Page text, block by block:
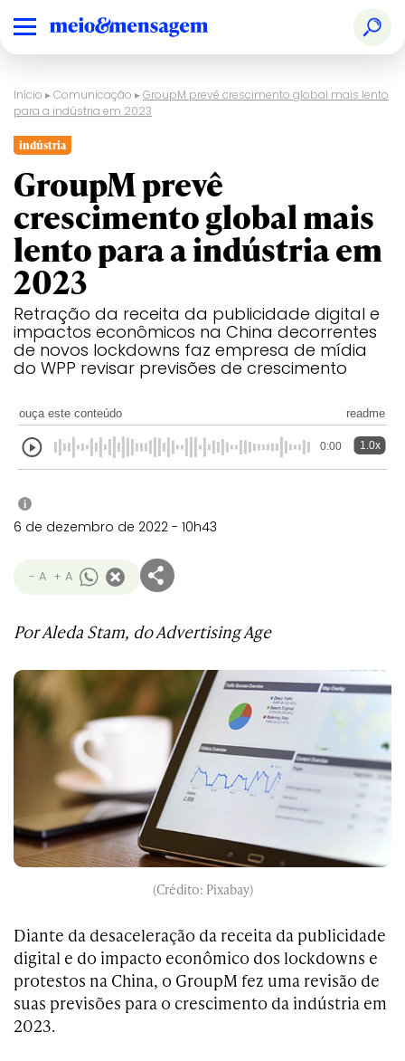
Início ▸Comunicação ▸GroupM prevê crescimento global mais lento
para a indústria em 2023
indústria
GroupM prevê
crescimento global mais
lento para a indústria em
2023
Retração da receita da publicidade digital e
impactos econômicos na China decorrentes
de novos lockdowns faz empresa de mídia
do WPP revisar previsões de crescimento
ouça este conteúdo readme
0:00 1.0x
i
6 de dezembro de 2022 - 10h43
- A + A
Por Aleda Stam, do Advertising Age
(Crédito: Pixabay)
Diante da desaceleração da receita da publicidade
digital e do impacto econômico dos lockdowns e
protestos na China, o GroupM fez uma revisão de
suas previsões para o crescimento da indústria em
2023.